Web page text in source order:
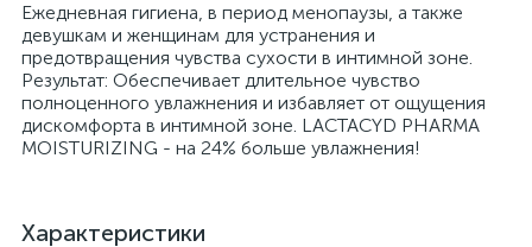
Ежедневная гигиена, в период менопаузы, а также
девушкам и женщинам для устранения и
предотвращения чувства сухости в интимной зоне.
Результат: Обеспечивает длительное чувство
полноценного увлажнения и избавляет от ощущения
дискомфорта в интимной зоне. LACTACYD PHARMA
MOISTURIZING - на 24% больше увлажнения!
Характеристики